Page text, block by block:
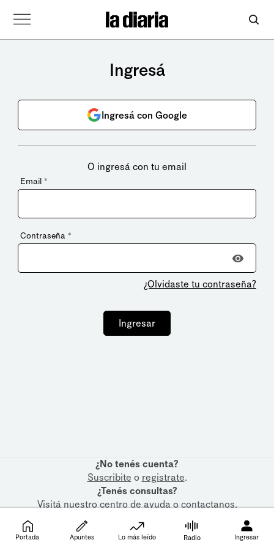
Ingresá
Ingresá con Google
O ingresá con tu email
Email *
Contraseña *
¿Olvidaste tu contraseña?
Ingresar
¿No tenés cuenta?
Suscribite o registrate.
¿Tenés consultas?
Visitá nuestrocentro de ayudaocontactanos.
Portada Apuntes Lo más leído Radio Ingresar